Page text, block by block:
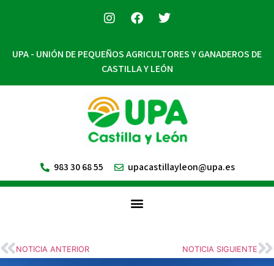
UPA - UNIÓN DE PEQUEÑOS AGRICULTORES Y GANADEROS DE
CASTILLA Y LEÓN
983 30 68 55 upacastillayleon@upa.es
NOTICIA ANTERIOR NOTICIA SIGUIENTE